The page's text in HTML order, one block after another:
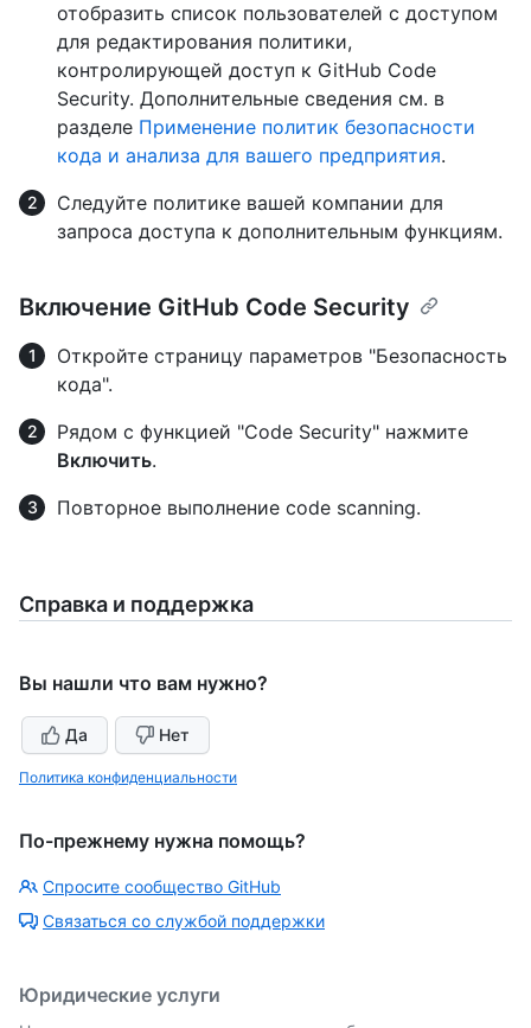
отобразить список пользователей с доступом
для редактирования политики,
контролирующей доступ к GitHub Code
Security. Дополнительные сведения см. в
разделе Применение политик безопасности
кода и анализа для вашего предприятия.
Следуйте политике вашей компании для
запроса доступа к дополнительным функциям.
Включение GitHub Code Security
Откройте страницу параметров "Безопасность
кода".
Рядом с функцией "Code Security" нажмите
Включить.
Повторное выполнение code scanning.
Справка и поддержка
Вы нашли что вам нужно?
Да Нет
Политика конфиденциальности
По-прежнему нужна помощь?
Спросите сообщество GitHub
Связаться со службой поддержки
Юридические услуги